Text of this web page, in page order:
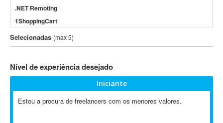
.NET Remoting
1ShoppingCart
3DS Max
3GSM
802.11
A-GPS
Selecionadas (max 5)
Nível de experiência desejado
Iniciante
Estou a procura de freelancers com os menores valores.